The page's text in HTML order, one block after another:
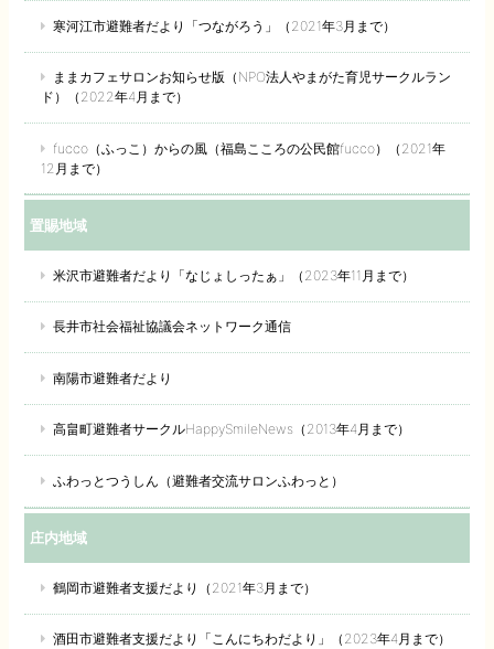
寒河江市避難者だより「つながろう」（2021年3月まで）
ままカフェサロンお知らせ版（NPO法人やまがた育児サークルラン
ド）（2022年4月まで）
fucco（ふっこ）からの風（福島こころの公民館fucco）（2021年
12月まで）
置賜地域
米沢市避難者だより「なじょしったぁ」（2023年11月まで）
長井市社会福祉協議会ネットワーク通信
南陽市避難者だより
高畠町避難者サークルHappySmileNews（2013年4月まで）
ふわっとつうしん（避難者交流サロンふわっと）
庄内地域
鶴岡市避難者支援だより（2021年3月まで）
酒田市避難者支援だより「こんにちわだより」（2023年4月まで）